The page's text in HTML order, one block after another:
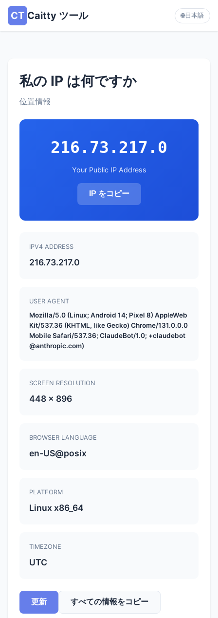
CT Caitty ツール 🌐日本語
私の IP は何ですか
位置情報
216.73.217.0
Your Public IP Address
IP をコピー
IPV4 ADDRESS
216.73.217.0
USER AGENT
Mozilla/5.0 (Linux; Android 14; Pixel 8) AppleWeb
Kit/537.36 (KHTML, like Gecko) Chrome/131.0.0.0
Mobile Safari/537.36; ClaudeBot/1.0; +claudebot
@anthropic.com)
SCREEN RESOLUTION
448 x 896
BROWSER LANGUAGE
en-US@posix
PLATFORM
Linux x86_64
TIMEZONE
UTC
更新 すべての情報をコピー